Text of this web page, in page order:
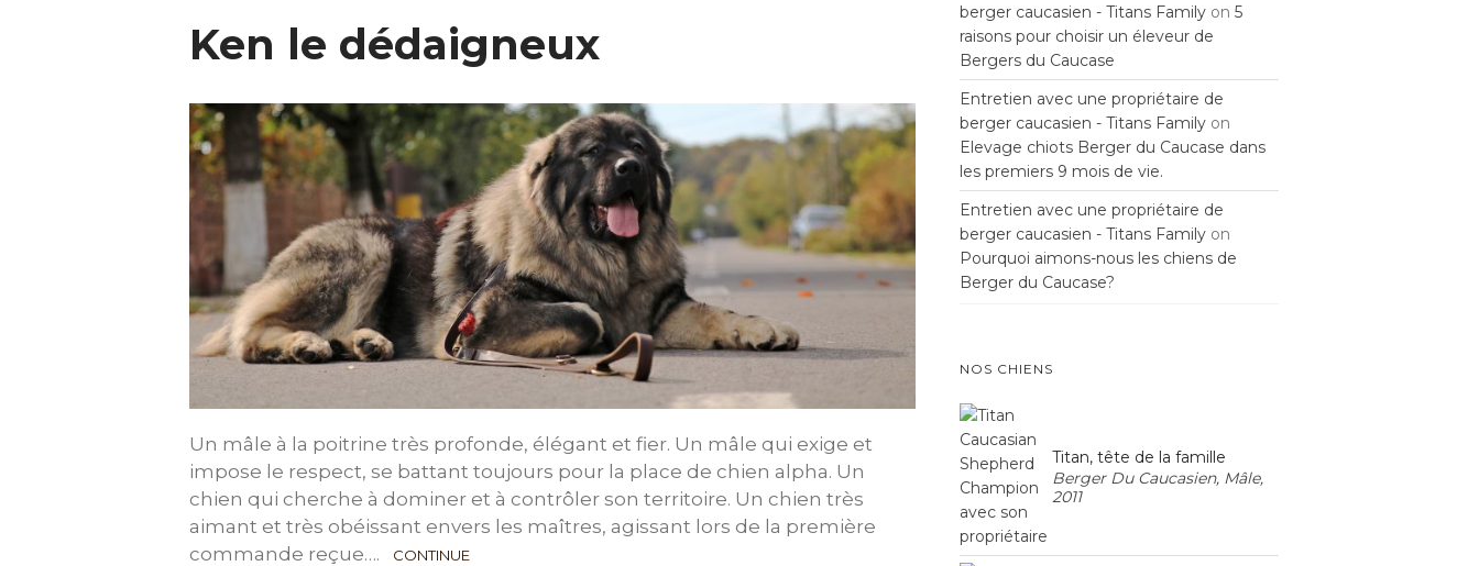
Ken le dédaigneux
Un mâle à la poitrine très profonde, élégant et fier. Un mâle qui exige et
impose le respect, se battant toujours pour la place de chien alpha. Un
chien qui cherche à dominer et à contrôler son territoire. Un chien très
aimant et très obéissant envers les maîtres, agissant lors de la première
commande reçue….
CONTINUE
berger caucasien - Titans Familyon 5
raisons pour choisir un éleveur de
Bergers du Caucase
Entretien avec une propriétaire de
berger caucasien - Titans Familyon
Elevage chiots Berger du Caucase dans
les premiers 9 mois de vie.
Entretien avec une propriétaire de
berger caucasien - Titans Familyon
Pourquoi aimons-nous les chiens de
Berger du Caucase?
NOS CHIENS
Titan, tête de la famille
Berger Du Caucasien, Mâle,
2011